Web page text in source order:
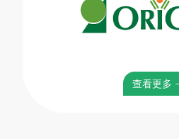
查看更多